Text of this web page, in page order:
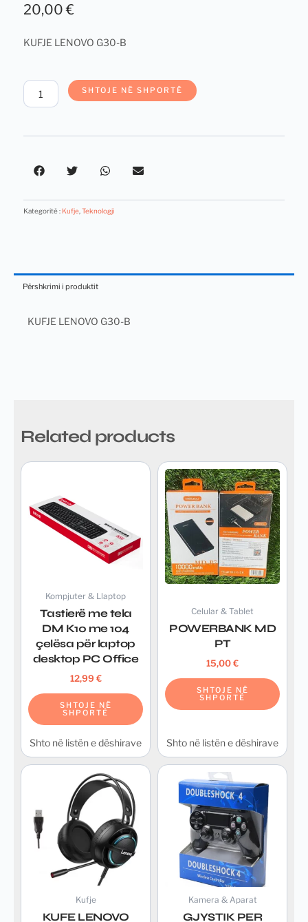
20,00€
KUFJE LENOVO G30-B
KUFJE
LENOVO
quantity
SHTOJE NË SHPORTË
Kategoritë : Kufje Teknologji
Përshkrimi i produktit
KUFJE LENOVO G30-B
Related products
Kompjuter & Llaptop
Tastierë me tela
DM K10 me 104
çelësa për laptop
desktop PC Office
12,99 €
SHTOJE NË
SHPORTË
Shto në listën e dëshirave
Celular & Tablet
POWERBANK MD
PT
15,00€
SHTOJE NË
SHPORTË
Shto në listën e dëshirave
Kufje
KUFE LENOVO
Kamera & Aparat
GJYSTIK PER